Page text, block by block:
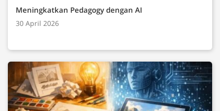
Meningkatkan Pedagogy dengan AI
30 April 2026